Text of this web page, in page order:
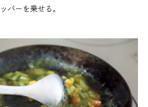
パーを乗せる。